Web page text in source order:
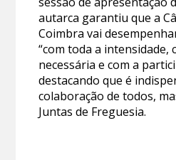
autarca garantiu que a
Coimbra vai
“com toda a intensidade,
necessária e com a
destacando que é
colaboração de todos,
Juntas de Freguesia.